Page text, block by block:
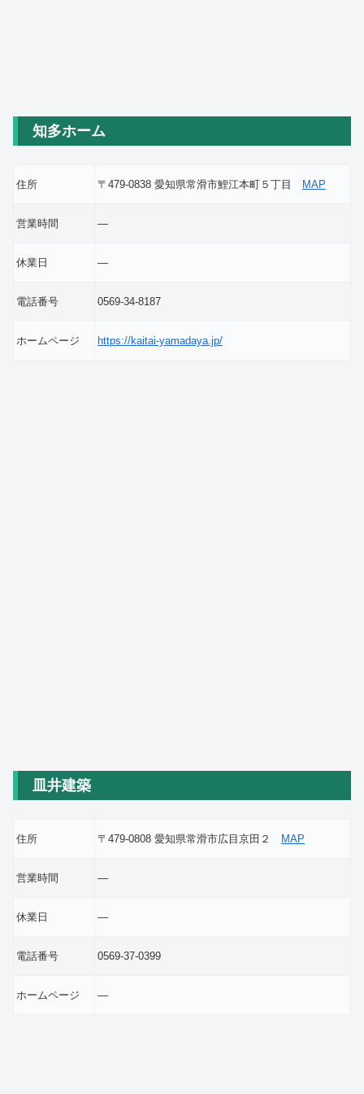
知多ホーム
住所 〒479-0838 愛知県常滑市鯉江本町５丁目 MAP
営業時間 ―
休業日 ―
電話番号 0569-34-8187
ホームページ https://kaitai-yamadaya.jp/
皿井建築
住所 〒479-0808 愛知県常滑市広目京田２ MAP
営業時間 ―
休業日 ―
電話番号 0569-37-0399
ホームページ ―